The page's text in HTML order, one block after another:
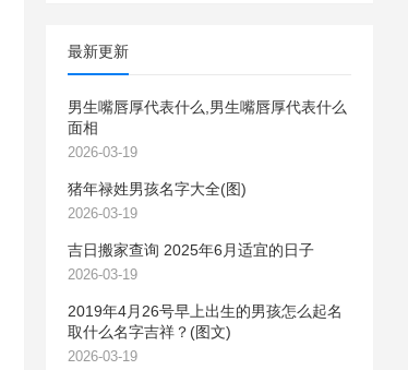
最新更新
男生嘴唇厚代表什么,男生嘴唇厚代表什么
面相
2026-03-19
猪年禄姓男孩名字大全(图)
2026-03-19
吉日搬家查询 2025年6月适宜的日子
2026-03-19
2019年4月26号早上出生的男孩怎么起名
取什么名字吉祥？(图文)
2026-03-19